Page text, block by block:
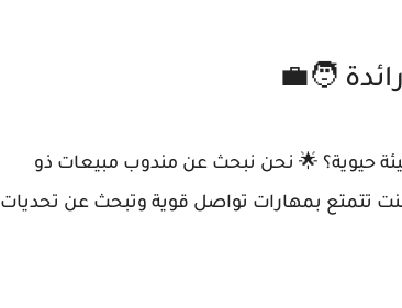
🧑‍💼
حيوية؟ 🌟 نحن نبحث عن مندوب مبيعات ذو
كنت تتمتع بمهارات تواصل قوية وتبحث عن تحديات